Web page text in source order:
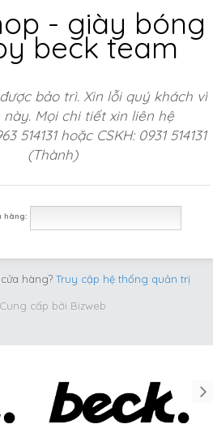
- giày bóng
beck team
bảo trì. Xin lỗi quý khách vì
Mọi chi tiết xin liên hệ
514131 hoặc CSKH: 0931 514131
(Thành)
hàng:
hàng? Truy cập hệ thống quản trị
Cung cấp bởi Bizweb